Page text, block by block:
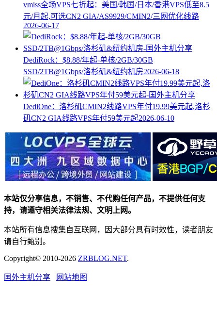
vmiss全场VPS七折起：美国/韩国/日本/香港VPS低至8.5
元/月起,可选CN2 GIA/AS9929/CMIN2/三网优化线路
2026-06-17
DediRock：$8.88/年起-单核/2GB/30GB
SSD/2TB@1Gbps/洛杉矶&纽约机房2026-06-18
DediOne：洛杉矶CMIN2线路VPS年付19.99美元起,洛杉
矶CN2 GIA线路VPS年付59美元起2026-06-10
本站仅分享信息，不销售、不代购任何产品，不提供任何支
持，请遵守相关法律法规、文明上网。
本站所有信息搜集自互联网，因大部分具有时效性，读者朋友
请自行甄别。
Copyright© 2010-2026 ZRBLOG.NET.
国外主机分享 网站地图